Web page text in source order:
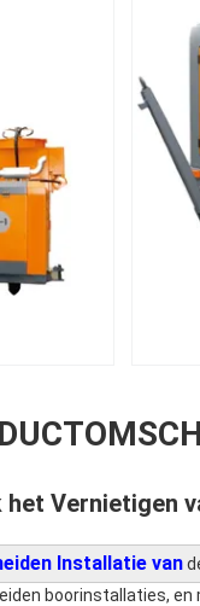
Vernietigen
Installatie van
boorinstallaties,